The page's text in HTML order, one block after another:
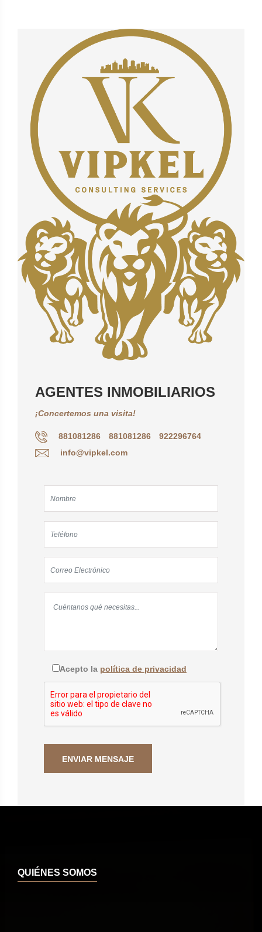
AGENTES INMOBILIARIOS
¡Concertemos una visita!
881081286 881081286
922296764
info@vipkel.com
Acepto la política de privacidad
QUIÉNES SOMOS